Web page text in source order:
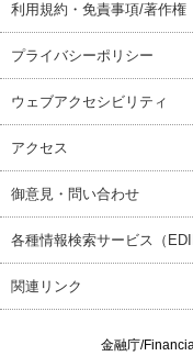
利用規約・免責事項/著作権
プライバシーポリシー
ウェブアクセシビリティ
アクセス
御意見・問い合わせ
各種情報検索サービス（
関連リンク
金融庁/